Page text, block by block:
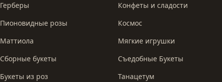
Герберы
Пионовидные розы
Маттиола
Сборные букеты
Букеты из роз
Конфеты и сладости
Космос
Мягкие игрушки
Съедобные Букеты
Танацетум